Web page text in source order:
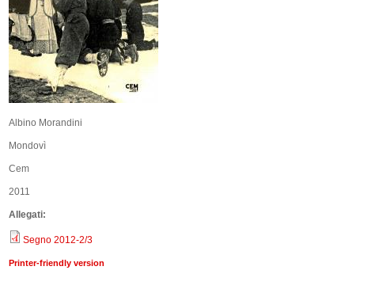
Albino Morandini
Mondovì
Cem
2011
Allegati:
Segno 2012-2/3
Printer-friendly version